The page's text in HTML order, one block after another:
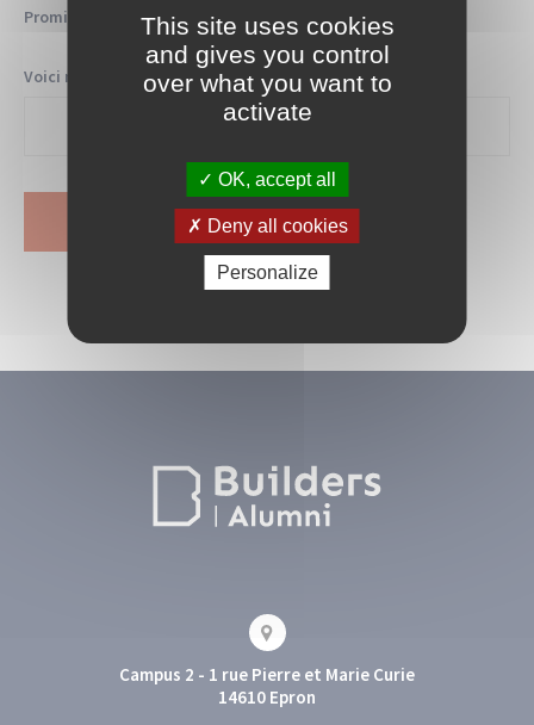
Promis, c’est anonyme !
Voici mon anecdote
Campus 2 - 1 rue Pierre et Marie Curie
14610 Epron
This site uses cookies
and gives you control
over what you want to
activate
OK, accept all
Deny all cookies
Personalize